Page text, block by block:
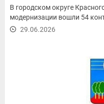
В городском округе
модернизации вошли 54
29.06.2026